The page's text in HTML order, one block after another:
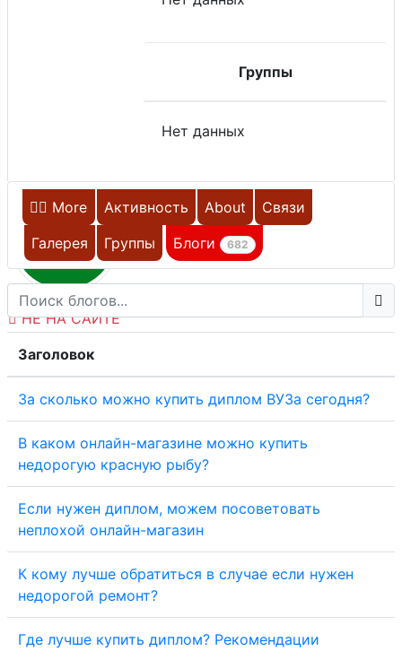
S
НЕ НА САЙТЕ
Группы
Нет данных
Главная Активность About
Связи
Галерея
Группы Блоги 682
More
Заголовок
За сколько можно купить диплом ВУЗа сегодня?
В каком онлайн-магазине можно купить
недорогую красную рыбу?
Если нужен диплом, можем посоветовать
неплохой онлайн-магазин
К кому лучше обратиться в случае если нужен
недорогой ремонт?
Где лучше купить диплом? Рекомендации